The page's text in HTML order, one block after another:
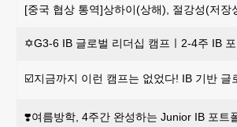
[중국 협상 통역]상하이(상해), 절강성(저
✡️G3-6 IB 글로벌 리더십 캠프ㅣ2-4주 IB
☑️지금까지 이런 캠프는 없었다! IB 기반 글
❣️여름방학, 4주간 완성하는 Junior IB 포트